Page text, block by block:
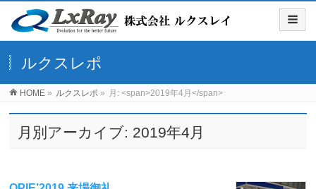
ルクスレポ
HOME » ルクスレポ » 月: <span>2019年4月</span>
月別アーカイブ: 2019年4月